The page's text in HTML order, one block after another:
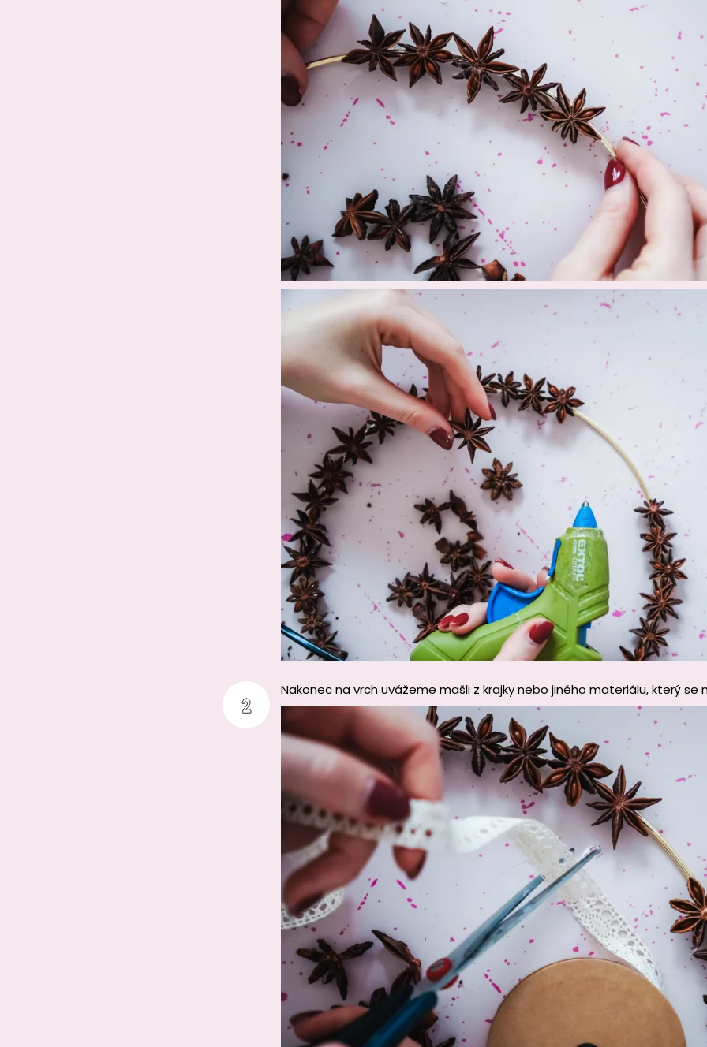
Nakonec na vrch uvážeme mašli z krajky nebo jiného materiálu, který se